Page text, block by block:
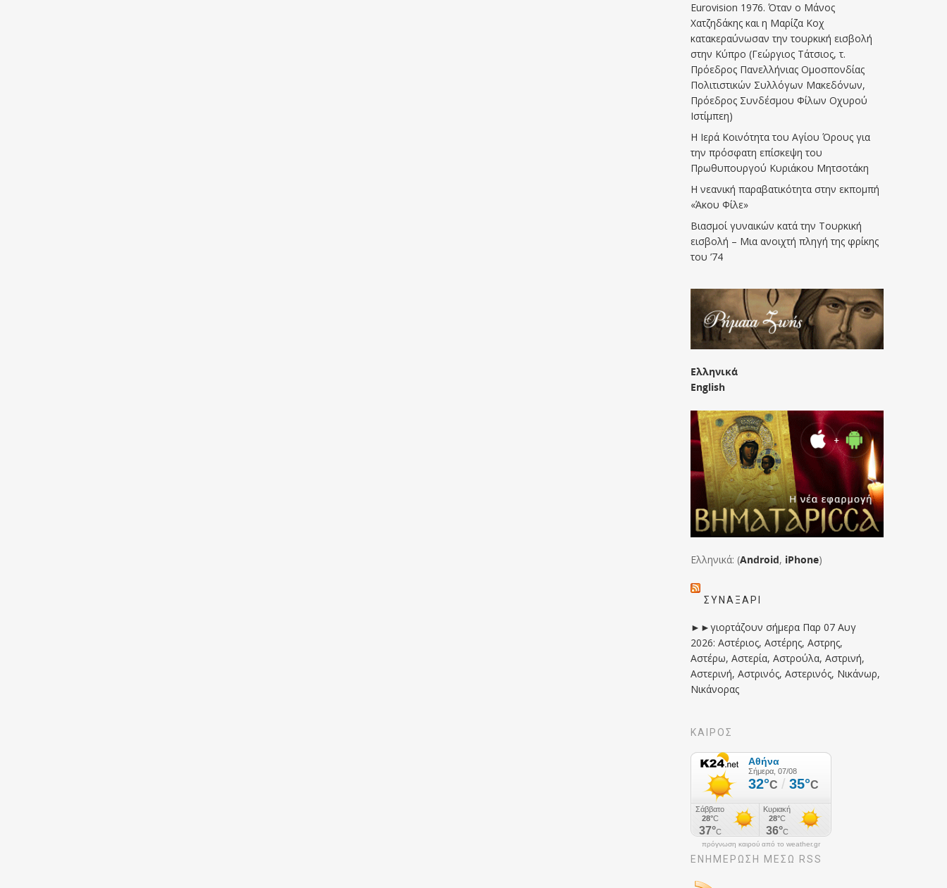
Eurovision 1976. Όταν ο Μάνος
Χατζηδάκης και η Μαρίζα Κοχ
κατακεραύνωσαν την τουρκική εισβολή
στην Κύπρο (Γεώργιος Τάτσιος, τ.
Πρόεδρος Πανελλήνιας Ομοσπονδίας
Πολιτιστικών Συλλόγων Μακεδόνων,
Πρόεδρος Συνδέσμου Φίλων Οχυρού
Ιστίμπεη)
Η Ιερά Κοινότητα του Αγίου Όρους για
την πρόσφατη επίσκεψη του
Πρωθυπουργού Κυριάκου Μητσοτάκη
Η νεανική παραβατικότητα στην εκπομπή
«Άκου Φίλε»
Βιασμοί γυναικών κατά την Τουρκική
εισβολή – Μια ανοιχτή πληγή της φρίκης
του ’74
Ελληνικά
English
Ελληνικά: (Android, iPhone)
ΣΥΝΑΞΆΡΙ
►►γιορτάζουν σήμερα Παρ 07 Αυγ
2026: Αστέριος, Αστέρης, Αστρης,
Αστέρω, Αστερία, Αστρούλα, Αστρινή,
Αστερινή, Αστρινός, Αστερινός, Νικάνωρ,
Νικάνορας
ΚΑΙΡΟΣ
πρόγνωση καιρού από το weather.gr
ΕΝΗΜΈΡΩΣΉ ΜΕΣΩ RSS